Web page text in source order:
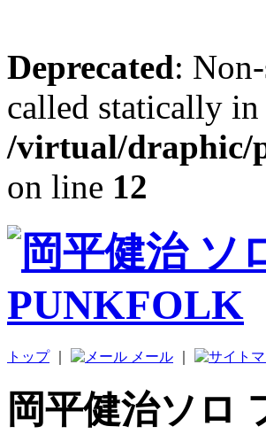
Deprecated:
called statically in
/virtual/draphic/
on line 12
トップ｜ メール
岡平健治ソロ